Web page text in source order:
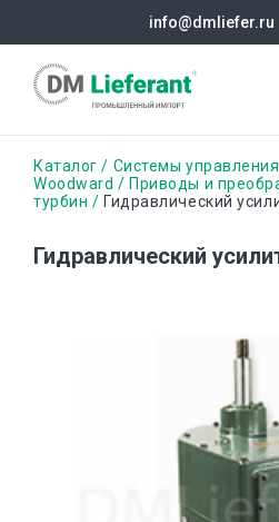
основному
info@dmliefer.ru
Строка
навигации
Каталог
Системы
Woodward
Приводы и
турбин
Гидравлический
Гидравлический